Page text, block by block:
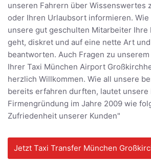
unseren Fahrern über Wissenswertes
oder Ihren Urlaubsort informieren.
unsere gut geschulten Mitarbeiter Ihre
geht, diskret und auf eine nette Art
beantworten. Auch Fragen zu
Ihrer Taxi München Airport
herzlich Willkommen. Wie all unsere
bereits erfahren durften, lautet unsere
Firmengründung im Jahre 2009 wie
Zufriedenheit unserer Kunden"
Jetzt Taxi Transfer München